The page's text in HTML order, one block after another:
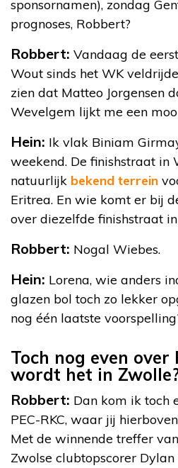
sponsornamen), zondag
prognoses, Robbert?
Robbert: Vandaag de
Wout sinds het WK
zien dat Matteo Jorgensen
Wevelgem lijkt me een
Hein: Ik vlak Biniam
weekend. De finishstraat in
natuurlijk bekend terrein
Eritrea. En wie komt er bij
over diezelfde finishstraat
Robbert: Nogal Wiebes.
Hein: Lorena, wie anders
glazen bol toch zo lekker
nog één laatste
Toch nog even over
wordt het in
Robbert: Dan kom ik toch
PEC-RKC, waar jij
Met de winnende treffer
Zwolse clubtopscorer